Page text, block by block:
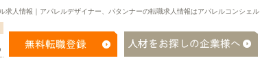
人情報｜アパレルデザイナー、パタンナーの転職求人情報はアパレルコンシェル